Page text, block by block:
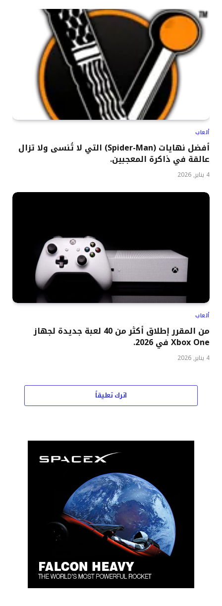
ألعاب
أفضل نهايات (Spider-Man) التي لا تُنسى ولا تزال
عالقة في ذاكرة المعجبين.
4 يناير, 2026
ألعاب
من المقرر إطلاق أكثر من 40 لعبة جديدة لجهاز
Xbox One في 2026.
4 يناير, 2026
اترك تعليقاً